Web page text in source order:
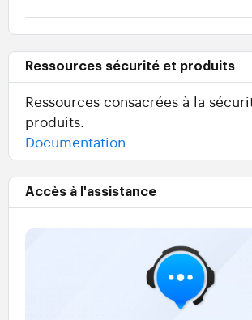
Ressources sécurité et produits
Ressources consacrées à la
produits.
Documentation
Accès à l'assistance